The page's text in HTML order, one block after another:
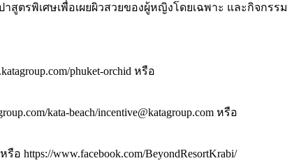
ตรพิเศษเพื่อเผยผิวสวยของผู้หญิงโดยเฉพาะ และกิจกรรม
phuket-orchid หรือ
kata-beach/incentive@katagroup.com หรือ
https://www.facebook.com/BeyondResortKrabi/